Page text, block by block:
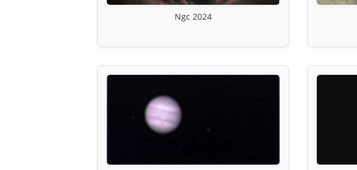
Ngc 2024